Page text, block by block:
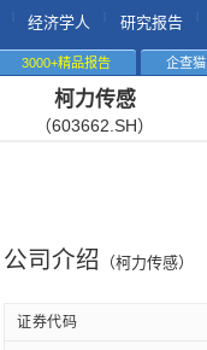
经济学人 研究报告
3000+精品报告 企查猫
柯力传感
（603662.SH）
公司介绍 （柯力传感）
证券代码